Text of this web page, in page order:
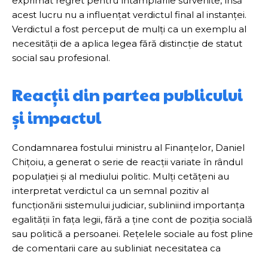
acest lucru nu a influențat verdictul final al instanței.
Verdictul a fost perceput de mulți ca un exemplu al
necesității de a aplica legea fără distincție de statut
social sau profesional.
Reacții din partea publicului
și impactul
Condamnarea fostului ministru al Finanțelor, Daniel
Chițoiu, a generat o serie de reacții variate în rândul
populației și al mediului politic. Mulți cetățeni au
interpretat verdictul ca un semnal pozitiv al
funcționării sistemului judiciar, subliniind importanța
egalității în fața legii, fără a ține cont de poziția socială
sau politică a persoanei. Rețelele sociale au fost pline
de comentarii care au subliniat necesitatea ca